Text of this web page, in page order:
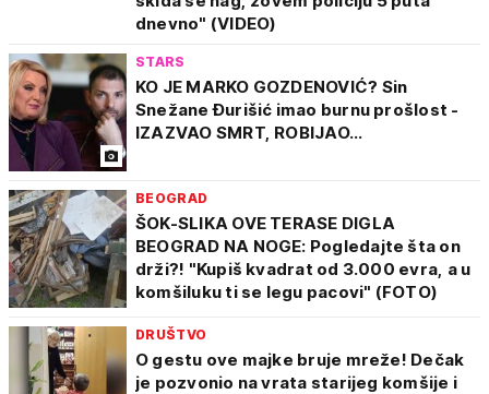
dnevno" (VIDEO)
STARS
KO JE MARKO GOZDENOVIĆ? Sin
Snežane Đurišić imao burnu prošlost -
IZAZVAO SMRT, ROBIJAO...
BEOGRAD
ŠOK-SLIKA OVE TERASE DIGLA
BEOGRAD NA NOGE: Pogledajte šta on
drži?! "Kupiš kvadrat od 3.000 evra, a u
komšiluku ti se legu pacovi" (FOTO)
DRUŠTVO
O gestu ove majke bruje mreže! Dečak
je pozvonio na vrata starijeg komšije i